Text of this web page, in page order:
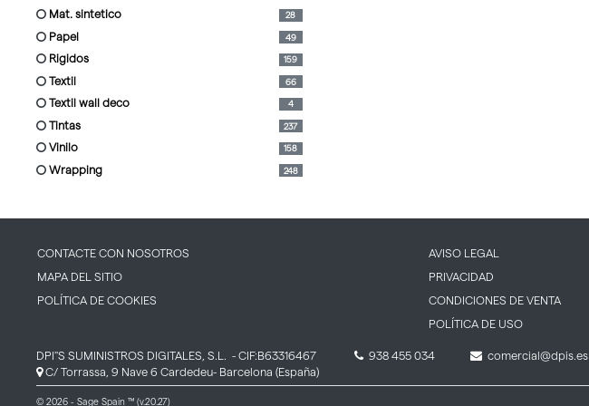
mat. sintetico 28
papel 49
rigidos 159
textil 66
textil wall deco 4
tintas 237
vinilo 158
wrapping 248
CONTACTE CON NOSOTROS
MAPA DEL SITIO
POLÍTICA DE COOKIES
AVISO LEGAL
PRIVACIDAD
CONDICIONES DE VENTA
POLÍTICA DE USO
DPI''S SUMINISTROS DIGITALES, S.L.
- CIF:B63316467
C/ Torrassa, 9 Nave 6 Cardedeu- Barcelona (España)
938 455 034 comercial@dpis.es
© 2026 - Sage Spain ™ (v.20.27)